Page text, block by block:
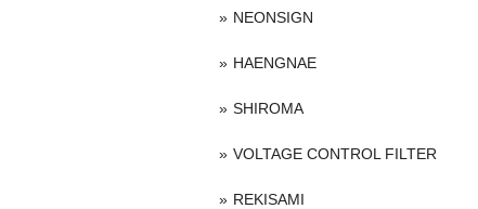
NEONSIGN
HAENGNAE
SHIROMA
VOLTAGE CONTROL FILTER
REKISAMI